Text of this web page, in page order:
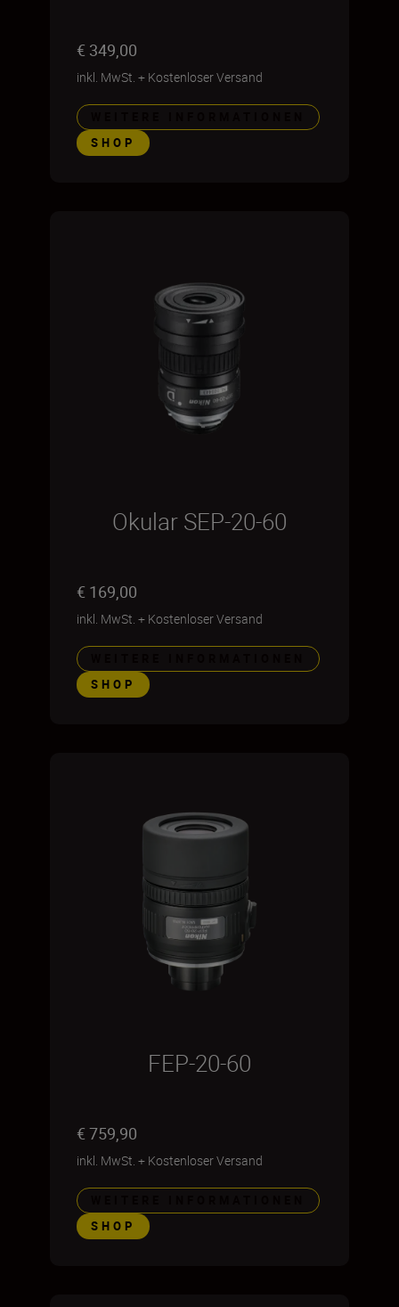
€ 349,00
inkl. MwSt. + Kostenloser Versand
SHOP
Okular SEP-20-60
€ 169,00
inkl. MwSt. + Kostenloser Versand
SHOP
FEP-20-60
€ 759,90
inkl. MwSt. + Kostenloser Versand
SHOP